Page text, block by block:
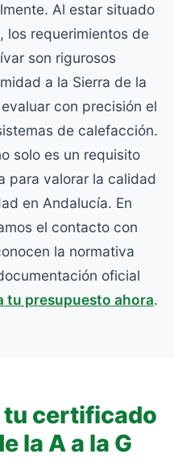
Al estar situado
, los requerimientos de
son rigurosos
a la Sierra de la
con precisión el
de calefacción.
solo es un requisito
para valorar la calidad
en Andalucía. En
el contacto con
la normativa
oficial
tu presupuesto ahora.
certificado
la A a la G